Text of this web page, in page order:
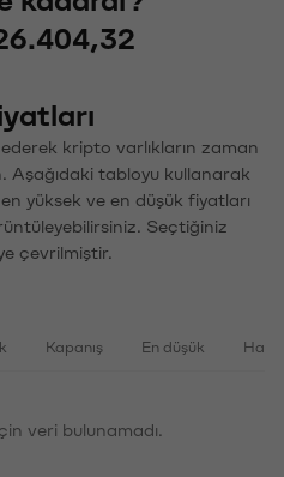
kripto varlıkların zaman
Aşağıdaki tabloyu kullanarak
yüksek ve en düşük fiyatları
Seçtiğiniz
çevrilmiştir.
Kapanış En düşük
veri bulunamadı.